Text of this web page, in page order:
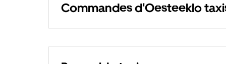
Commandes d'Oesteeklo